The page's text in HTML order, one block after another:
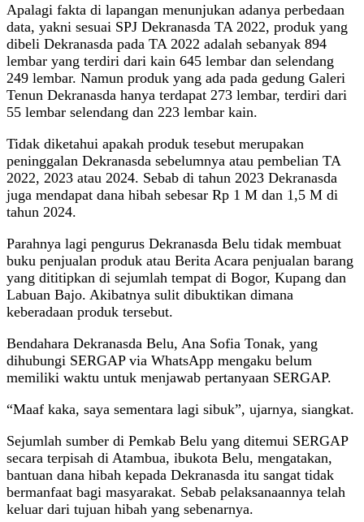
Apalagi fakta di lapangan menunjukan adanya perbedaan
data, yakni sesuai SPJ Dekranasda TA 2022, produk yang
dibeli Dekranasda pada TA 2022 adalah sebanyak 894
lembar yang terdiri dari kain 645 lembar dan selendang
249 lembar. Namun produk yang ada pada gedung Galeri
Tenun Dekranasda hanya terdapat 273 lembar, terdiri dari
55 lembar selendang dan 223 lembar kain.
Tidak diketahui apakah produk tesebut merupakan
peninggalan Dekranasda sebelumnya atau pembelian TA
2022, 2023 atau 2024. Sebab di tahun 2023 Dekranasda
juga mendapat dana hibah sebesar Rp 1 M dan 1,5 M di
tahun 2024.
Parahnya lagi pengurus Dekranasda Belu tidak membuat
buku penjualan produk atau Berita Acara penjualan barang
yang dititipkan di sejumlah tempat di Bogor, Kupang dan
Labuan Bajo. Akibatnya sulit dibuktikan dimana
keberadaan produk tersebut.
Bendahara Dekranasda Belu, Ana Sofia Tonak, yang
dihubungi SERGAP via WhatsApp mengaku belum
memiliki waktu untuk menjawab pertanyaan SERGAP.
“Maaf kaka, saya sementara lagi sibuk”, ujarnya, siangkat.
Sejumlah sumber di Pemkab Belu yang ditemui SERGAP
secara terpisah di Atambua, ibukota Belu, mengatakan,
bantuan dana hibah kepada Dekranasda itu sangat tidak
bermanfaat bagi masyarakat. Sebab pelaksanaannya telah
keluar dari tujuan hibah yang sebenarnya.